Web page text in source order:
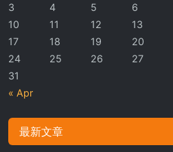
« Apr
3
4 5 6
10
11 12 13
17
18 19 20
24
25 26 27
31
最新文章